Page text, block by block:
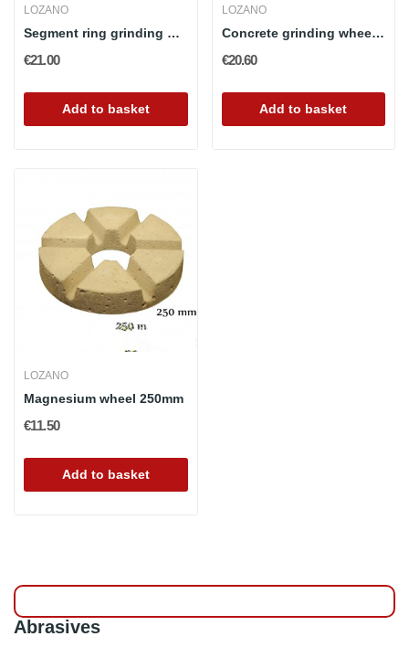
Abrasives
LOZANO
Segment ring grinding wheel
€21.00
Add to basket
LOZANO
Concrete grinding wheel 300mm
€20.60
Add to basket
LOZANO
Magnesium wheel 250mm
€11.50
Add to basket